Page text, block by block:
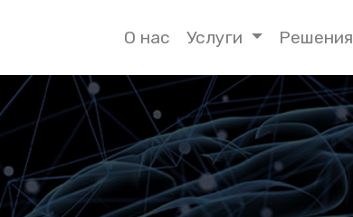
О нас Услуги Решения